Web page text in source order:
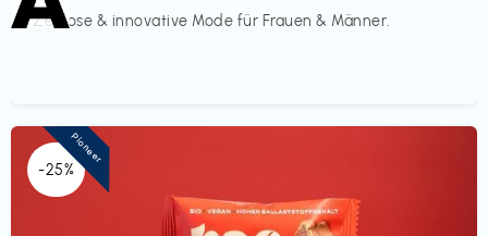
Zeitlose & innovative Mode für Frauen & Männer.
-25%
Pioneer